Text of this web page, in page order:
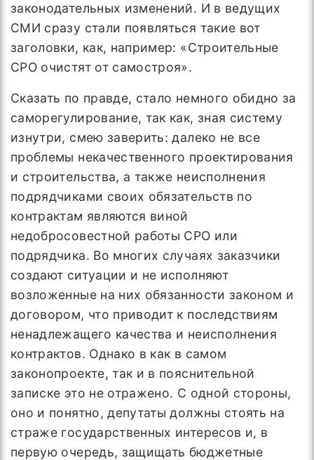
законодательных изменений. И в ведущих
СМИ сразу стали появляться такие вот
заголовки, как, например: «Строительные
СРО очистят от самостроя».
Сказать по правде, стало немного обидно за
саморегулирование, так как, зная систему
изнутри, смею заверить: далеко не все
проблемы некачественного проектирования
и строительства, а также неисполнения
подрядчиками своих обязательств по
контрактам являются виной
недобросовестной работы СРО или
подрядчика. Во многих случаях заказчики
создают ситуации и не исполняют
возложенные на них обязанности законом и
договором, что приводит к последствиям
ненадлежащего качества и неисполнения
контрактов. Однако в как в самом
законопроекте, так и в пояснительной
записке это не отражено. С одной стороны,
оно и понятно, депутаты должны стоять на
страже государственных интересов и, в
первую очередь, защищать бюджетные